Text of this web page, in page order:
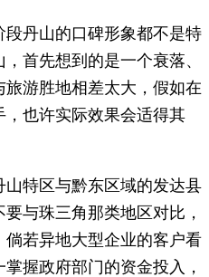
丹山的口碑形象都不是特
首先想到的是一个衰落、
游胜地相差太大，假如在
也许实际效果会适得其
特区与黔东区域的发达县
与珠三角那类地区对比，
若异地大型企业的客户看
握政府部门的资金投入，